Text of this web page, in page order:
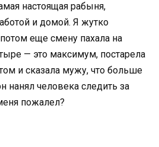
настоящая рабыня,
и домой. Я жутко
потом еще смену пахала на
— это максимум, постарела
и сказала мужу, что больше
нанял человека следить за
пожалел?